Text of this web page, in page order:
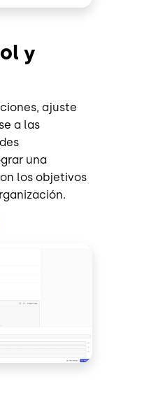
y
ajuste
a las
una
los objetivos